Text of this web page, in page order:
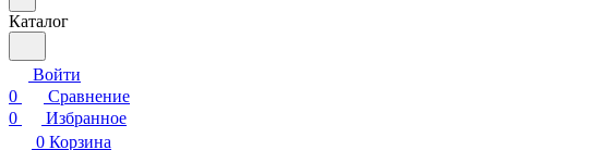
Каталог
Войти
0
Сравнение
0
Избранное
0 Корзина